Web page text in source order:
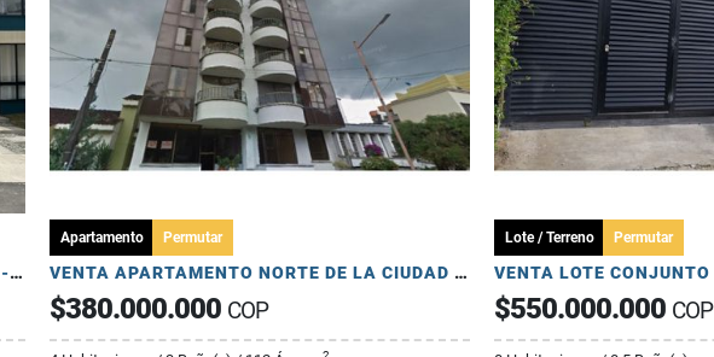
VENTA CASA ESTRENAR ZONA CAMPESTRE - LA TEBAIDA QUINDIO
Apartamento Permutar
VENTA APARTAMENTO NORTE DE LA CIUDAD ARMENIA
$380.000.000 COP
Lote / Terreno Permutar
$550.000.000 COP